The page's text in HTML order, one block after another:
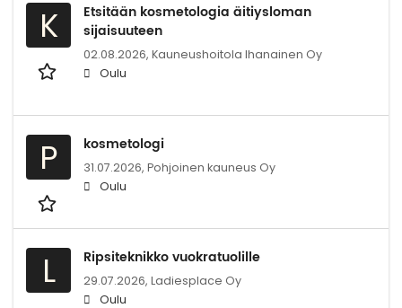
K
Etsitään kosmetologia äitiysloman
sijaisuuteen
02.08.2026, Kauneushoitola Ihanainen Oy
Oulu
P kosmetologi
31.07.2026, Pohjoinen kauneus Oy
Oulu
L Ripsiteknikko vuokratuolille
29.07.2026, Ladiesplace Oy
Oulu